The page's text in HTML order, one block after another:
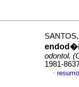
odontol.
1981-
·